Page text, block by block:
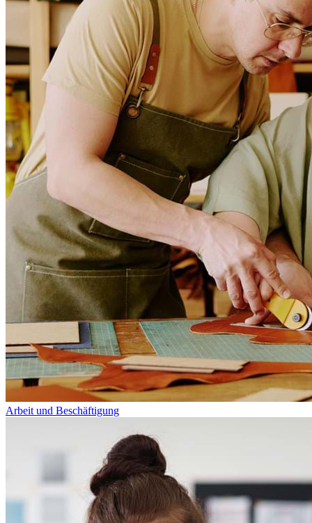
Arbeit und Beschäftigung